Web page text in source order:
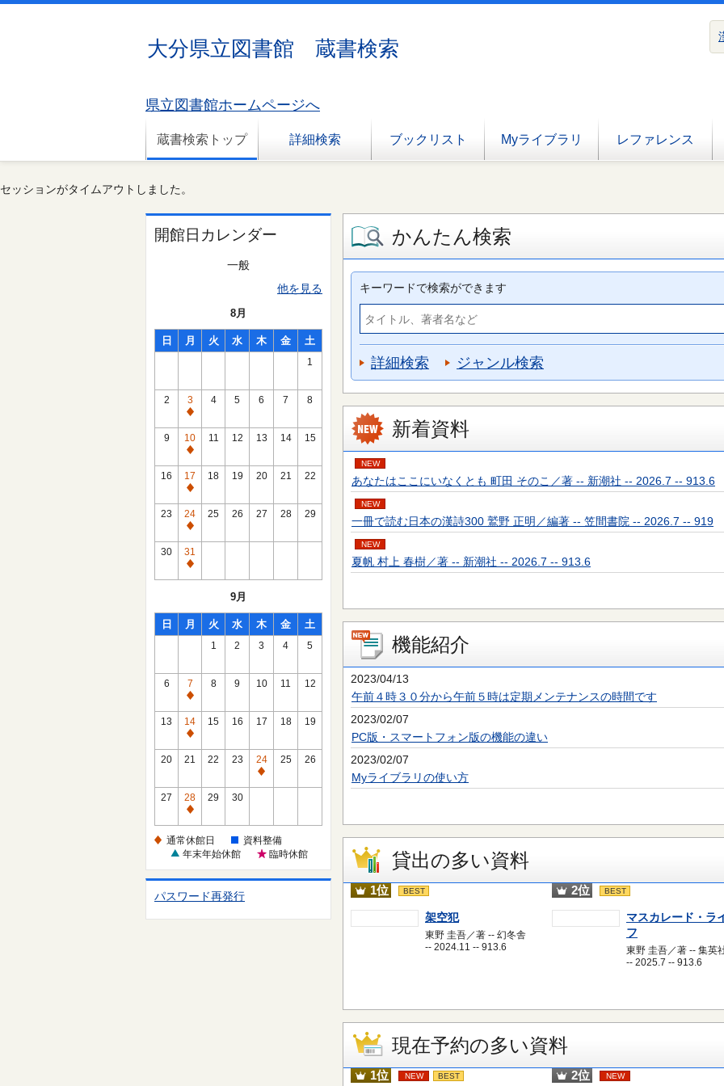
大分県立図書館 蔵書検索
県立図書館ホームページへ
蔵書検索トップ 詳細検索 ブックリスト Myライブラリ レファレンス
セッションがタイムアウトしました。
開館日カレンダー
一般
他を見る
8月
日 月 火 水 木 金 土
1
2
3
通
常
休
館
日
4 5 6 7 8
9
10
通
常
休
館
日
11 12 13 14 15
16
17
通
常
休
館
日
18 19 20 21 22
23
24
通
常
休
館
25 26 27 28 29
30
31
通
館
日
9月
日 月 火 水 木 金 土
1 2 3 4 5
6
7
通
常
休
館
8 9 10 11 12
13
14
通
常
館
日
15 16 17 18 19
20 21 22 23
24
通
館
日
25 26
27
28
通
休
日
29 30
通常休館日
資料整備
年末年始休館
臨時休館
パスワード再発行
かんたん検索
キーワードで検索ができます
詳細検索 ジャンル検索
新着資料
NEW
あなたはここにいなくとも 町田 そのこ／著 -- 新潮社 -- 2026.7 -- 913.6
NEW
一冊で読む日本の漢詩300 鷲野 正明／編著 -- 笠間書院 -- 2026.7 -- 919
NEW
夏帆 村上 春樹／著 -- 新潮社 -- 2026.7 -- 913.6
機能紹介
2023/04/13
午前４時３０分から午前５時は定期メンテナンスの時間です
2023/02/07
PC版・スマートフォン版の機能の違い
2023/02/07
Myライブラリの使い方
貸出の多い資料
1位 BEST
架空犯
東野 圭吾／著 -- 幻冬舎
-- 2024.11 -- 913.6
2位 BEST
マスカレード・ラ
フ
東野 圭吾／著 -- 集英
-- 2025.7 -- 913.6
現在予約の多い資料
1位 NEW BEST 2位 NEW